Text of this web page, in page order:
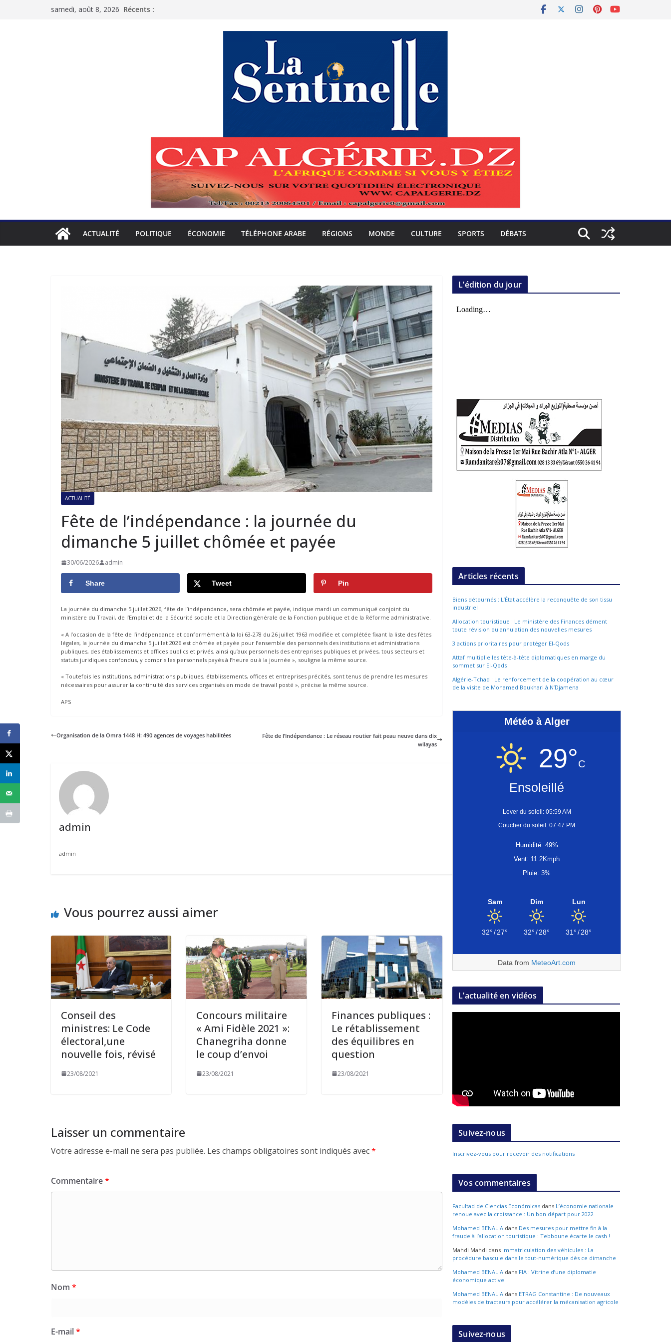
samedi, août 8, 2026 Récents :
ACTUALITÉ POLITIQUE ÉCONOMIE TÉLÉPHONE ARABE RÉGIONS MONDE CULTURE SPORTS DÉBATS
ACTUALITÉ
Fête de l’indépendance : la journée du
dimanche 5 juillet chômée et payée
30/06/2026 admin
Share Tweet Pin
La journée du dimanche 5 juillet 2026, fête de l’indépendance, sera chômée et payée, indique mardi un communiqué conjoint du
ministère du Travail, de l’Emploi et de la Sécurité sociale et la Direction générale de la Fonction publique et de la Réforme administrative.
« A l’occasion de la fête de l’indépendance et conformément à la loi 63-278 du 26 juillet 1963 modifiée et complétée fixant la liste des fêtes
légales, la journée du dimanche 5 juillet 2026 est chômée et payée pour l’ensemble des personnels des institutions et administrations
publiques, des établissements et offices publics et privés, ainsi qu’aux personnels des entreprises publiques et privées, tous secteurs et
statuts juridiques confondus, y compris les personnels payés à l’heure ou à la journée », souligne la même source.
« Toutefois les institutions, administrations publiques, établissements, offices et entreprises précités, sont tenus de prendre les mesures
nécessaires pour assurer la continuité des services organisés en mode de travail posté », précise la même source.
APS
Organisation de la Omra 1448 H: 490 agences de voyages habilitées
Fête de l’Indépendance : Le réseau routier fait peau neuve dans dix
wilayas
admin
admin
Vous pourrez aussi aimer
Conseil des
ministres: Le Code
électoral,une
nouvelle fois, révisé
23/08/2021
Concours militaire
« Ami Fidèle 2021 »:
Chanegriha donne
le coup d’envoi
23/08/2021
Finances publiques :
Le rétablissement
des équilibres en
question
23/08/2021
Laisser un commentaire
Votre adresse e-mail ne sera pas publiée. Les champs obligatoires sont indiqués avec*
Commentaire*
Nom *
E-mail*
L’édition du jour
Articles récents
Biens détournés : L’État accélère la reconquête de son tissu
industriel
Allocation touristique : Le ministère des Finances dément
toute révision ou annulation des nouvelles mesures
3 actions prioritaires pour protéger El-Qods
Attaf multiplie les tête-à-tête diplomatiques en marge du
sommet sur El-Qods
Algérie-Tchad : Le renforcement de la coopération au cœur
de la visite de Mohamed Boukhari à N’Djamena
Météo à Alger
29°C
Ensoleillé
Lever du soleil: 05:59 AM
Coucher du soleil: 07:47 PM
Humidité: 49%
Vent: 11.2Kmph
Pluie: 3%
Sam
32°/27°
Dim
32°/28°
Lun
31°/28°
Data from MeteoArt.com
L’actualité en vidéos
Suivez-nous
Inscrivez-vous pour recevoir des notifications
Vos commentaires
Facultad de Ciencias Económicas dans L’économie nationale
renoue avec la croissance : Un bon départ pour 2022
Mohamed BENALIA dans Des mesures pour mettre fin à la
fraude à l’allocation touristique : Tebboune écarte le cash !
Mahdi Mahdi dans Immatriculation des véhicules : La
procédure bascule dans le tout-numérique dès ce dimanche
Mohamed BENALIA dans FIA : Vitrine d’une diplomatie
économique active
Mohamed BENALIA dans ETRAG Constantine : De nouveaux
modèles de tracteurs pour accélérer la mécanisation agricole
Suivez-nous